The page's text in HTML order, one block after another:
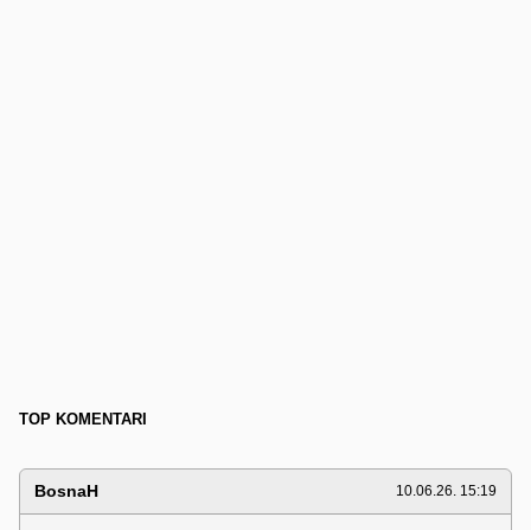
TOP KOMENTARI
BosnaH 10.06.26. 15:19